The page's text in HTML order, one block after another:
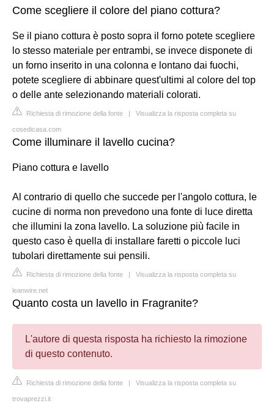
Come scegliere il colore del piano cottura?
Se il piano cottura è posto sopra il forno potete scegliere
lo stesso materiale per entrambi, se invece disponete di
un forno inserito in una colonna e lontano dai fuochi,
potete scegliere di abbinare quest'ultimi al colore del top
o delle ante selezionando materiali colorati.
Richiesta di rimozione della fonte | Visualizza la risposta completa su
cosedicasa.com
Come illuminare il lavello cucina?
Piano cottura e lavello
Al contrario di quello che succede per l'angolo cottura, le
cucine di norma non prevedono una fonte di luce diretta
che illumini la zona lavello. La soluzione più facile in
questo caso è quella di installare faretti o piccole luci
tubolari direttamente sui pensili.
Richiesta di rimozione della fonte | Visualizza la risposta completa su
leanwire.net
Quanto costa un lavello in Fragranite?
L'autore di questa risposta ha richiesto la rimozione
di questo contenuto.
Richiesta di rimozione della fonte | Visualizza la risposta completa su
trovaprezzi.it